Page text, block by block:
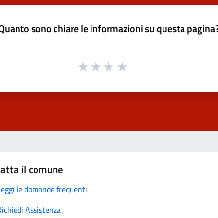
sono chiare le informazioni su questa
il comune
le domande frequenti
Assistenza